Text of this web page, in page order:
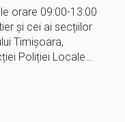
orare 09:00-13:00
și cei ai secțiilor
Timișoara,
Poliției Locale…